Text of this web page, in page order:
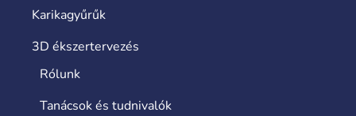
Karikagyűrűk
3D ékszertervezés
Rólunk
Tanácsok és tudnivalók